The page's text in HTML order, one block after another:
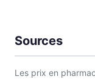
Sources
Les prix en